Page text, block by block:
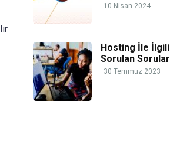
10 Nisan 2024
Hosting İle İlgili
Sorulan Sorular
30 Temmuz 2023